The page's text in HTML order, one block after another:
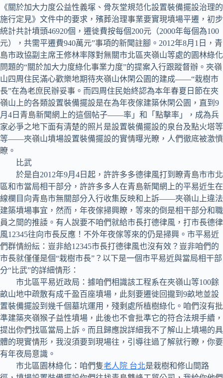
《關於加大力度公益性義塚、骨灰堂規范化設置裝備擺設治理的
施行定見》文件中的要求，殯葬治理事業要實現墳場平遷，初步
統計共計墳頭46920個，遷徙費按每個200元（2000年每個為100
元），共需平遷費940萬元”事項的新聞註腳。2012年8月1日，青
島市政協副主席王修林率隊對無關市北區夾嶺山等處的園林綠化
問題的“關於加大力度綠化事業力度”的提案入行跟蹤督辦。夾嶺
山四周住民滿心歡樂地期待夾嶺山休閑公園的建成——“栽樹市
長”在為老庶民辦妥事。而四周住民始終認為本年春夏日節在夾
嶺山上的各類設置裝備擺設是在為年夜傢建築休閑公園，直到9
月4日青島新聞網上的這個帖子——率」和「點擊率」，成為兵
家必爭之地下面有清楚的照片是設置裝備擺設的泉台及點火塔等
等——夾嶺山墳場設置裝備擺設的實情曝光瞭，人們徹底被激憤
瞭。
比武
於是自2012年9月4日起，許許多多德律風打到瞭青島市市北
區和市當局相干部分，許許多多人在青島新聞網上的平易近生在
線欄目向青島市無關部分入行收集反映和上訴——夾嶺山上違法
建築墳場事宜，然而，年夜傢掃興瞭，等來的倒是相干部分和職
員之間的推諉。有人說要不咱們就給市長打德律風，打市長德律
風12345往向市長反應！不外年夜傢等來的仍是掃興。市平易近
們群情紛紜：豈非給12345市長打德律風也沒有效？豈非咱們的
市長就僅僅是個“栽樹市長”？以下是一個市平易近與當局相干部
分“比武”的詳細情形：
市北區平易近政局：據咱們相識該工程系在夾嶺山等100餘
畝山地中疏散有成千盈百座墳場，此刻要遷徙回攏到9畝地並設
置裝備擺設到幾千個墓坑運用，殘剩處所植樹綠化。咱們沒有批
準建築夾嶺猴子益性墳場，此後也不會批準它的符合法規手續，
提出你們找區當局上訴。而且歸應說詳細我不了解山上墳場的具
體的現實情形，我沒須要到現場往，引導往過了解就行瞭，你要
有年夜局意識。
市北區園林綠化：咱們隻老人院 台北是栽樹和修山間路